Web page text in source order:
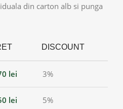
din carton alb si punga
DISCOUNT
lei 3%
lei 5%